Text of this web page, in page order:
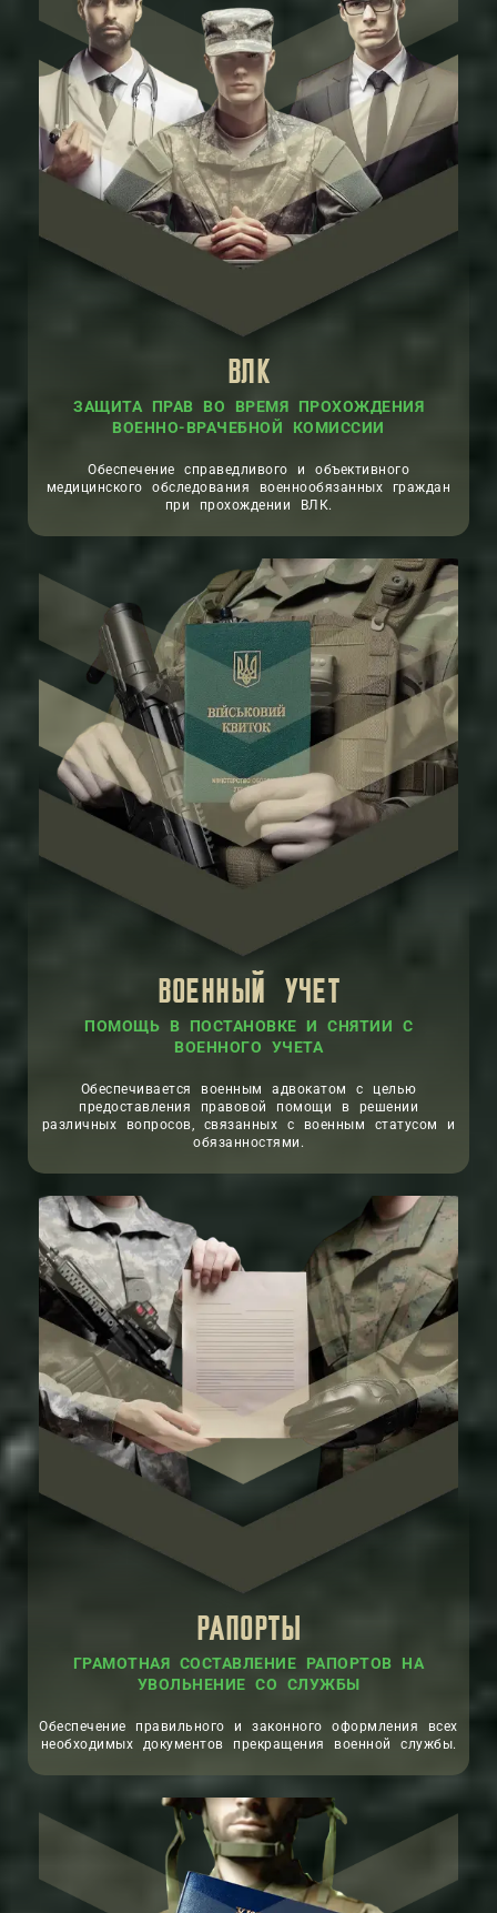
ВЛК
ЗАЩИТА ПРАВ ВО ВРЕМЯ ПРОХОЖДЕНИЯ
ВОЕННО-ВРАЧЕБНОЙ КОМИССИИ
Обеспечение справедливого и объективного
медицинского обследования военнообязанных граждан
при прохождении ВЛК.
ВОЕННЫЙ УЧЕТ
ПОМОЩЬ В ПОСТАНОВКЕ И СНЯТИИ С
ВОЕННОГО УЧЕТА
Обеспечивается военным адвокатом с целью
предоставления правовой помощи в решении
различных вопросов, связанных с военным статусом и
обязанностями.
РАПОРТЫ
ГРАМОТНАЯ СОСТАВЛЕНИЕ РАПОРТОВ НА
УВОЛЬНЕНИЕ СО СЛУЖБЫ
Обеспечение правильного и законного оформления всех
необходимых документов прекращения военной службы.